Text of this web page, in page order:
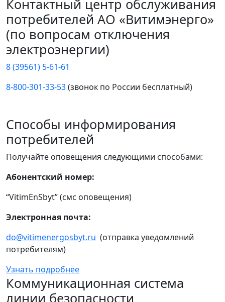
Контактный центр обслуживания
потребителей АО «Витимэнерго»
(по вопросам отключения
электроэнергии)
8 (39561) 5-61-61
8-800-301-33-53(звонок по России бесплатный)
Способы информирования
потребителей
Получайте оповещения следующими способами:
Абонентский номер:
“VitimEnSbyt” (смс оповещения)
Электронная почта:
do@vitimenergosbyt.ru (отправка уведомлений
потребителям)
Узнать подробнее
Коммуникационная система
линии безопасности